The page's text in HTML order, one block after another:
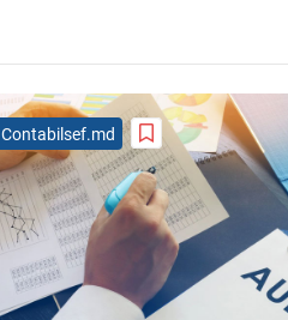
Gala Financiară 2026
nominalizare a
03.08.2026
MIA Plăți Instant:
pentru cetățeni,
serviciilor publice
05.08.2026
Contabilsef.md